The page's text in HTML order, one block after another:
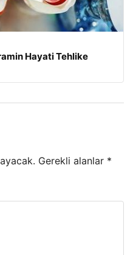
Hayati Tehlike
Gerekli alanlar *